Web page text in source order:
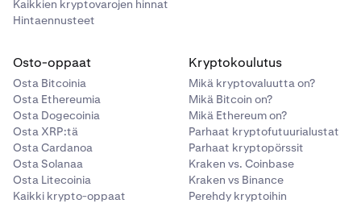
erityisesti aktiivisilla markkinoilla. Se reagoi
herkästi markkinoiden volatiliteettiin ja
Index Price
Laskettu hinta, joka edustaa useiden
hyvämaineisten pörssien hintojen painotettua
keskiarvoa.
Milloin käyttää: Hyödyllinen neutraalin,
markkinoiden laajuisen näkökulman
säilyttämiseen, minimoiden hintapoikkeamien tai
Kaikkien kryptovarojen hinnat
Hintaennusteet
Osto-oppaat
Osta Bitcoinia
Osta Ethereumia
Osta Dogecoinia
Osta XRP:tä
Osta Cardanoa
Osta Solanaa
Osta Litecoinia
Kaikki krypto-oppaat
Kryptokoulutus
Mikä kryptovaluutta on?
Mikä Bitcoin on?
Mikä Ethereum on?
Parhaat kryptofutuurialustat
Parhaat kryptopörssit
Kraken vs. Coinbase
Kraken vs Binance
Perehdy kryptoihin